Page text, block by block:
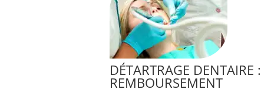
DÉTARTRAGE
REMBOURSEMENT